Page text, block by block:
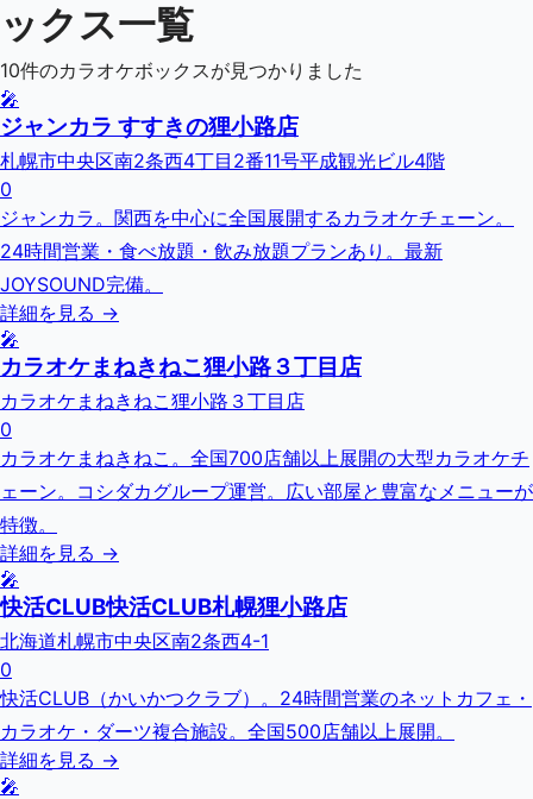
ックス一覧
10件のカラオケボックスが見つかりました
🎤
ジャンカラ すすきの狸小路店
札幌市中央区南2条西4丁目2番11号平成観光ビル4階
0
ジャンカラ。関西を中心に全国展開するカラオケチェーン。
24時間営業・食べ放題・飲み放題プランあり。最新
JOYSOUND完備。
詳細を見る →
🎤
カラオケまねきねこ狸小路３丁目店
カラオケまねきねこ狸小路３丁目店
0
カラオケまねきねこ。全国700店舗以上展開の大型カラオケチ
ェーン。コシダカグループ運営。広い部屋と豊富なメニューが
特徴。
詳細を見る →
🎤
快活CLUB快活CLUB札幌狸小路店
北海道札幌市中央区南2条西4-1
0
快活CLUB（かいかつクラブ）。24時間営業のネットカフェ・
カラオケ・ダーツ複合施設。全国500店舗以上展開。
詳細を見る →
🎤